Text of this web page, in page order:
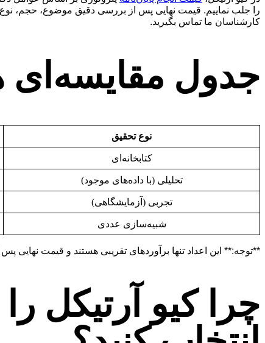
را جلب نماییم. قیمت نهایی پس از بررسی دقیق موضوع، حجم، نوع
کارشناسان ما تماس بگیرید.
جدول مقایسه‌ای
نوع تحقیق
کتابخانه‌ای
تحلیلی (با داده‌های موجود)
تجربی (آزمایشگاهی)
شبیه‌سازی عددی
**توجه:** این اعداد تنها برآوردهای تقریبی هستند و قیمت نهایی
چرا کیو آرتیکل